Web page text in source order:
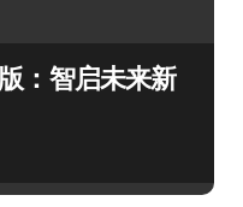
：智启未来新